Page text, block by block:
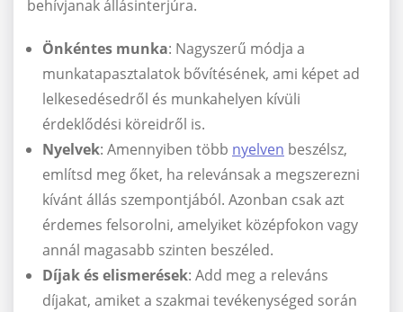
behívjanak állásinterjúra.
Önkéntes munka: Nagyszerű módja a
munkatapasztalatok bővítésének, ami képet ad
lelkesedésedről és munkahelyen kívüli
érdeklődési köreidről is.
Nyelvek: Amennyiben több nyelven beszélsz,
említsd meg őket, ha relevánsak a megszerezni
kívánt állás szempontjából. Azonban csak azt
érdemes felsorolni, amelyiket középfokon vagy
annál magasabb szinten beszéled.
Díjak és elismerések: Add meg a releváns
díjakat, amiket a szakmai tevékenységed során